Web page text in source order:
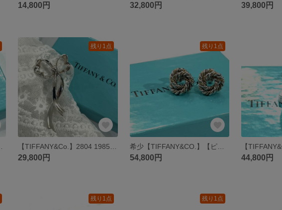
14,800円 32,800円 39,800円
残り1点
29,800円
残り1点
希少【TIFFANY&CO.】【ピアス】T2805 ツイストロープ コンビ スタッドピアス SV925×K18 750 シルバーフープピアス ヴィンテージ ティファニー 925 金 ゴールド
54,800円 44,800円
残り1点 残り1点